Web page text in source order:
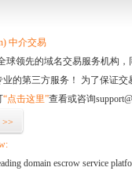
中介交易
球领先的域名交易服务机构
的第三方服务！ 为了保证
“点击这里”查看或咨询
>>
domain escrow service